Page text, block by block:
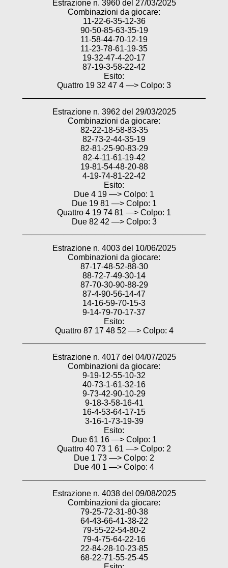
Estrazione n. 3960 del 27/03/2025
Combinazioni da giocare:
11-22-6-35-12-36
90-50-85-63-35-19
11-58-44-70-12-19
11-23-78-61-19-35
19-32-47-4-20-17
87-19-3-58-22-42
Esito:
Quattro 19 32 47 4 —> Colpo: 3
Estrazione n. 3962 del 29/03/2025
Combinazioni da giocare:
82-22-18-58-83-35
82-73-2-44-35-19
82-81-25-90-83-29
82-4-11-61-19-42
19-81-54-48-20-88
4-19-74-81-22-42
Esito:
Due 4 19 —> Colpo: 1
Due 19 81 —> Colpo: 1
Quattro 4 19 74 81 —> Colpo: 1
Due 82 42 —> Colpo: 3
Estrazione n. 4003 del 10/06/2025
Combinazioni da giocare:
87-17-48-52-88-30
88-72-7-49-30-14
87-70-30-90-88-29
87-4-90-56-14-47
14-16-59-70-15-3
9-14-79-70-17-37
Esito:
Quattro 87 17 48 52 —> Colpo: 4
Estrazione n. 4017 del 04/07/2025
Combinazioni da giocare:
9-19-12-55-10-32
40-73-1-61-32-16
9-73-42-90-10-29
9-18-3-58-16-41
16-4-53-64-17-15
3-16-1-73-19-39
Esito:
Due 61 16 —> Colpo: 1
Quattro 40 73 1 61 —> Colpo: 2
Due 1 73 —> Colpo: 2
Due 40 1 —> Colpo: 4
Estrazione n. 4038 del 09/08/2025
Combinazioni da giocare:
79-25-72-31-80-38
64-43-66-41-38-22
79-55-22-54-80-2
79-4-75-64-22-16
22-84-28-10-23-85
68-22-71-55-25-45